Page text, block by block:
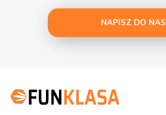
NAPISZ DO NAS